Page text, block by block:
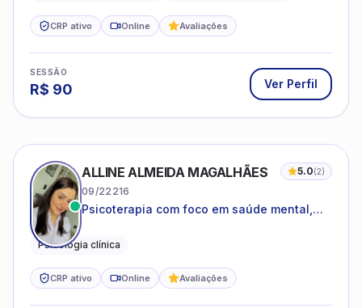
CRP ativo Online Avaliações
SESSÃO
R$ 90 Ver Perfil
ALLINE ALMEIDA MAGALHÃES 5.0(2)
09/22216
Psicoterapia com foco em saúde mental,
adolescentes e adultos.
Psicologia clínica
CRP ativo Online Avaliações